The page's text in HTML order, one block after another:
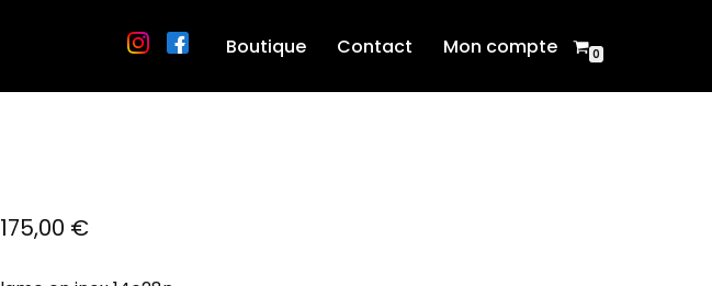
Boutique Contact Mon compte 0
175,00 €